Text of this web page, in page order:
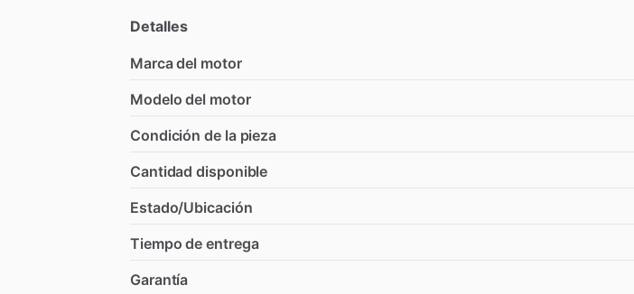
Detalles
Marca del motor
Modelo del motor
Condición de la pieza
Cantidad disponible
Estado/Ubicación
Tiempo de entrega
Garantía